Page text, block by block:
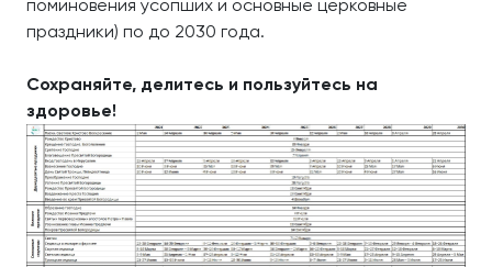
поминовения усопших и основные церковные
праздники) по до 2030 года.
Сохраняйте, делитесь и пользуйтесь на
здоровье!